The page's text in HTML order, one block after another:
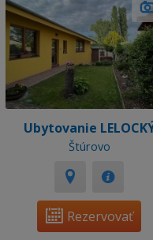
Ubytovanie
Štúrovo
Rezervovať